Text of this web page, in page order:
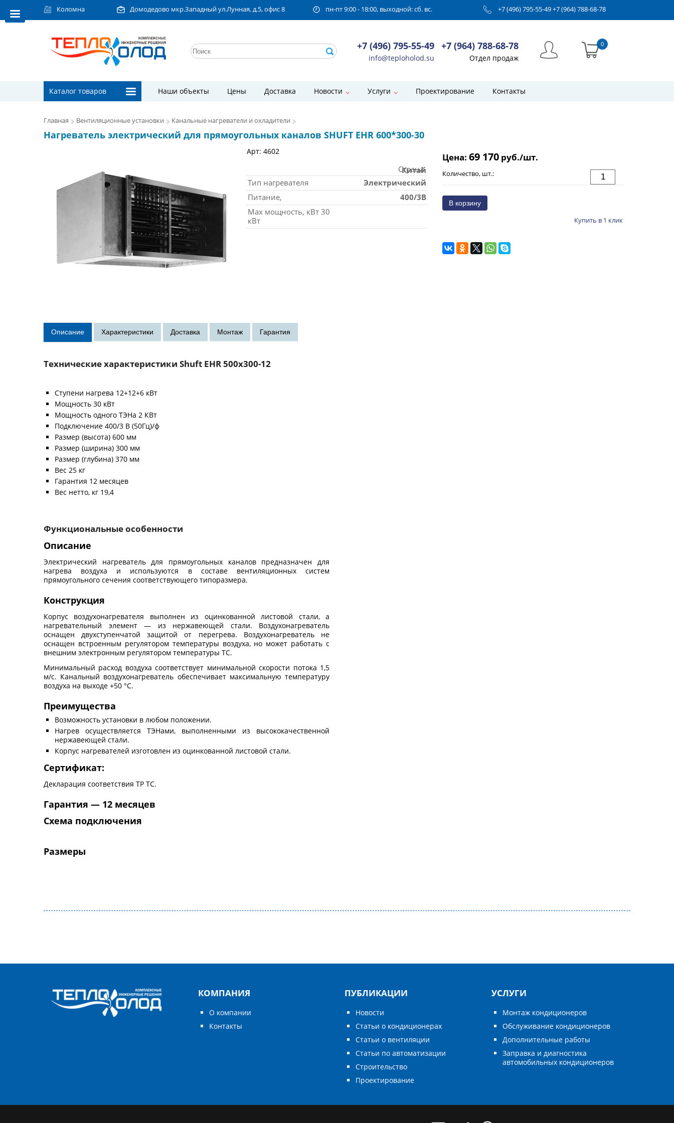
Коломна Домодедово мкр.Западный ул.Лунная, д.5, офис 8 пн-пт 9:00 - 18:00, выходной: сб. вс. +7 (496) 795-55-49+7 (964) 788-68-78
+7 (496) 795-55-49
info@teploholod.su
+7 (964) 788-68-78
Отдел продаж
0
Каталог товаров Наши объекты Цены Доставка Новости Услуги Проектирование Контакты
Главная Вентиляционные установки Канальные нагреватели и охладители
Нагреватель электрический для прямоугольных каналов SHUFT EHR 600*300-30
Арт: 4602
Страна
Китай
Тип нагревателя
Электрический
Питание,
400/3В
Max мощность, кВт 30
кВт
Цена: 69 170 руб./шт.
Количество, шт.:
Купить в 1 клик
Технические характеристики Shuft EHR 500x300-12
Ступени нагрева 12+12+6 кВт
Мощность 30 кВт
Мощность одного ТЭНа 2 КВт
Подключение 400/3 В (50Гц)/ф
Размер (высота) 600 мм
Размер (ширина) 300 мм
Размер (глубина) 370 мм
Вес 25 кг
Гарантия 12 месяцев
Вес нетто, кг 19,4
Функциональные особенности
Описание
Электрический нагреватель для прямоугольных каналов предназначен для
нагрева воздуха и используются в составе вентиляционных систем
прямоугольного сечения соответствующего типоразмера.
Конструкция
Корпус воздухонагревателя выполнен из оцинкованной листовой стали, а
нагревательный элемент — из нержавеющей стали. Воздухонагреватель
оснащен двухступенчатой защитой от перегрева. Воздухонагреватель не
оснащен встроенным регулятором температуры воздуха, но может работать с
внешним электронным регулятором температуры ТС.
Минимальный расход воздуха соответствует минимальной скорости потока 1,5
м/с. Канальный воздухонагреватель обеспечивает максимальную температуру
воздуха на выходе +50 °С.
Преимущества
Возможность установки в любом положении.
Нагрев осуществляется ТЭНами, выполненными из высококачественной
нержавеющей стали.
Корпус нагревателей изготовлен из оцинкованной листовой стали.
Сертификат:
Декларация соответствия ТР ТС.
Гарантия — 12 месяцев
Схема подключения
Размеры
КОМПАНИЯ
О компании
Контакты
ПУБЛИКАЦИИ
Новости
Статьи о кондиционерах
Статьи о вентиляции
Статьи по автоматизации
Строительство
Проектирование
УСЛУГИ
Монтаж кондиционеров
Обслуживание кондиционеров
Дополнительные работы
Заправка и диагностика
автомобильных кондиционеров